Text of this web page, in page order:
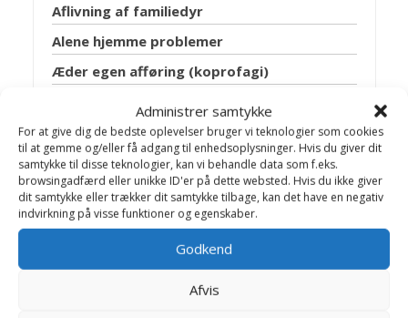
Administrer samtykke
For at give dig de bedste oplevelser bruger vi teknologier som cookies
til at gemme og/eller få adgang til enhedsoplysninger. Hvis du giver dit
samtykke til disse teknologier, kan vi behandle data som f.eks.
browsingadfærd eller unikke ID'er på dette websted. Hvis du ikke giver
dit samtykke eller trækker dit samtykke tilbage, kan det have en negativ
indvirkning på visse funktioner og egenskaber.
Godkend
Afvis
Aflivning af familiedyr
Alene hjemme problemer
Æder egen afføring (koprofagi)
Dyretestamente
Efterlysning
Essentielle fedtsyrer
EU – Pas